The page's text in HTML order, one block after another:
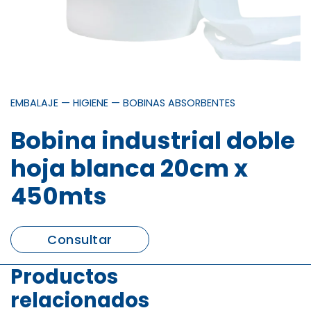
EMBALAJE — HIGIENE — BOBINAS ABSORBENTES
Bobina industrial doble
hoja blanca 20cm x
450mts
Consultar
Productos
relacionados